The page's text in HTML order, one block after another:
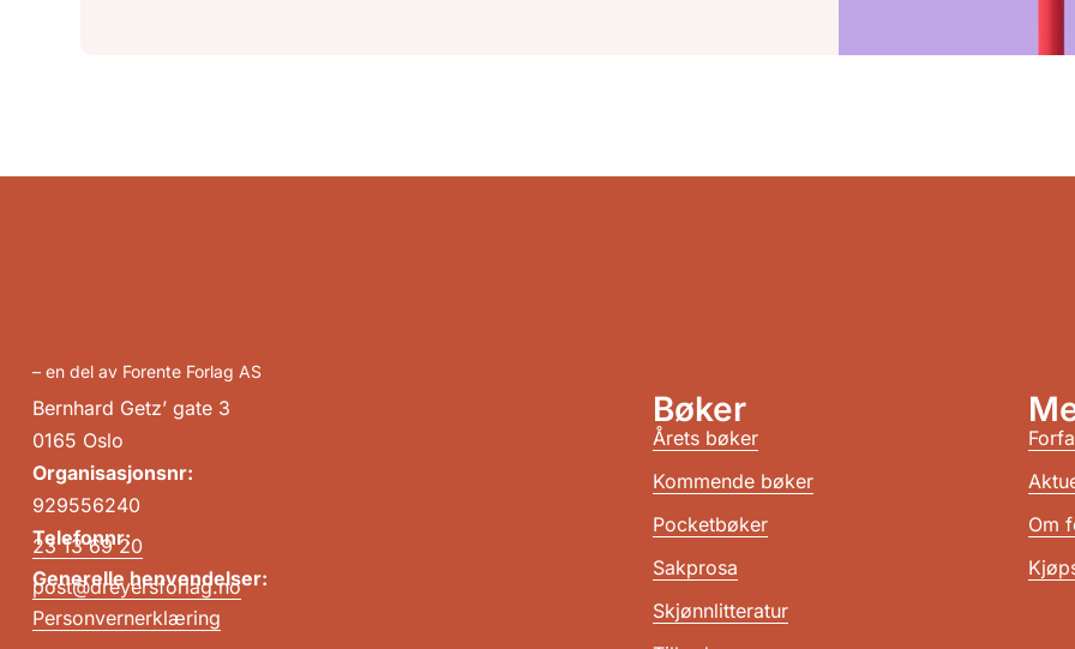
– en del av Forente Forlag AS
Bernhard Getz’ gate 3
0165 Oslo
Organisasjonsnr:
929556240
Telefonnr:
23 13 69 20
Generelle henvendelser:
post@dreyersforlag.no
Personvernerklæring
Bøker
Årets bøker
Kommende bøker
Pocketbøker
Sakprosa
Skjønnlitteratur
Om